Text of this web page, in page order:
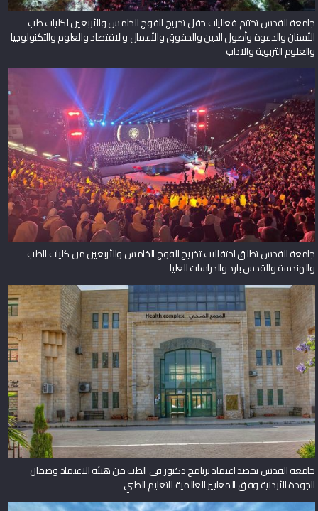
جامعة القدس تختتم فعاليات حفل تخريج الفوج الخامس والأربعين لكليات طب
الأسنان والدعوة وأصول الدين والحقوق والأعمال والاقتصاد والعلوم والتكنولوجيا
والعلوم التربوية والآداب
جامعة القدس تطلق احتفالات تخريج الفوج الخامس والأربعين من كليات الطب
والهندسة والقدس بارد والدراسات العليا
جامعة القدس تحصد اعتماد برنامج دكتور في الطب من هيئة الاعتماد وضمان
الجودة الأردنية وفق المعايير العالمية للتعليم الطبي